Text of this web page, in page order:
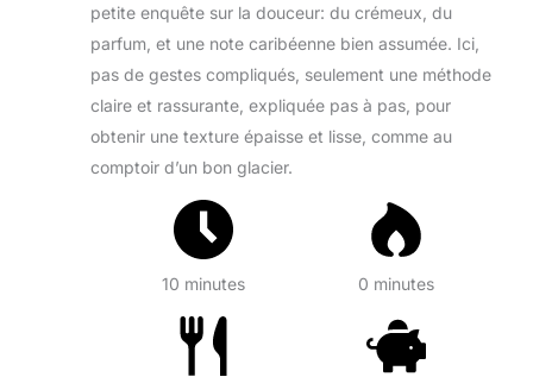
petite enquête sur la douceur: du crémeux, du
parfum, et une note caribéenne bien assumée. Ici,
pas de gestes compliqués, seulement une méthode
claire et rassurante, expliquée pas à pas, pour
obtenir une texture épaisse et lisse, comme au
comptoir d’un bon glacier.
10 minutes 0 minutes